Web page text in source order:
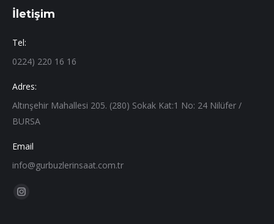
İletişim
Tel:
0224) 220 16 16
Adres:
Altınşehir Mahallesi 205. (280) Sokak Kat:1 No: 24 Nilüfer /
BURSA
Email
info@gurbuzlerinsaat.com.tr
Find us on:
Instagram